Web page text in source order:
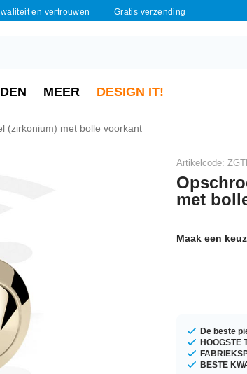
en vertrouwen Gratis verzending
MEER DESIGN IT!
(zirkonium) met bolle voorkant
Artikelcode:
met
Maak een
De beste
HOOGSTE
BESTE